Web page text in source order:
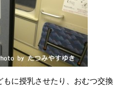
に授乳させたり、おむつ交換